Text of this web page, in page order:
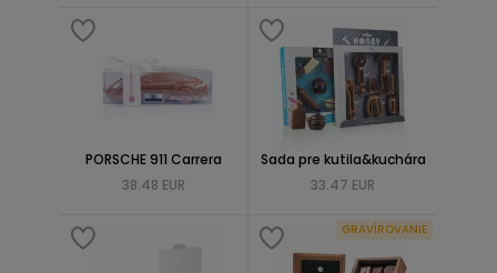
PORSCHE 911 Carrera
38.48 EUR
Sada pre kutila&kuchára
33.47 EUR
GRAVÍROVANIE